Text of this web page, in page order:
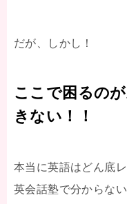
だが、しかし！
ここで困るの
きない！！
本当に英語はどん底
英会話塾で分からな